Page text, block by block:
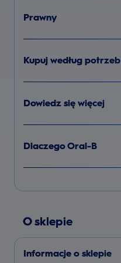
Prawny
Kupuj według potrzeb
Dowiedz się więcej
Dlaczego Oral-B
O sklepie
Informacje o sklepie